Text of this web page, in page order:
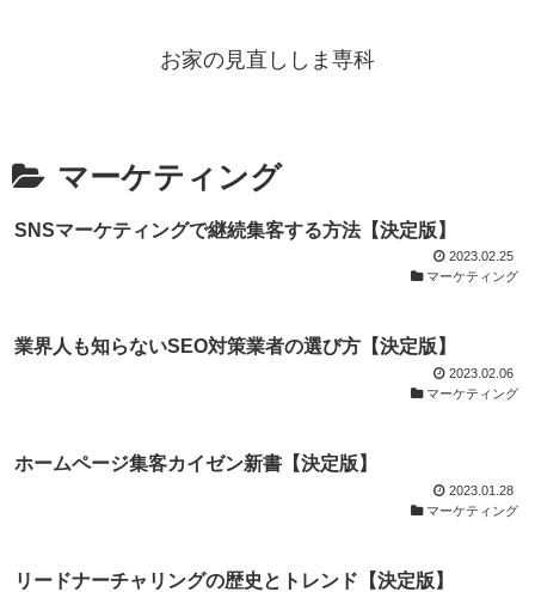
お家の見直ししま専科
マーケティング
SNSマーケティングで継続集客する方法【決定版】
2023.02.25
マーケティング
業界人も知らないSEO対策業者の選び方【決定版】
2023.02.06
マーケティング
ホームページ集客カイゼン新書【決定版】
2023.01.28
マーケティング
リードナーチャリングの歴史とトレンド【決定版】